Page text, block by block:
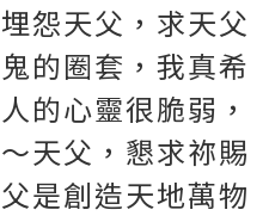
怨天父，求天父
的圈套，我真希
的心靈很脆弱，
天父，懇求祢賜
是創造天地萬物